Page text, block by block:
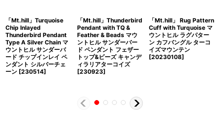
「Mt.hill」Turquoise
Chip Inlayed
Thunderbird Pendant
Type A Silver Chain マ
ウントヒル サンダーバ
ード チップインレイ ペ
ンダント シルバーチェ
ーン [230514]
「Mt.hill」Thunderbird
Pendant with TQ &
Feather & Beads マウ
ントヒル サンダーバー
ド ペンダント フェザー
トップ&ビーズ キャンデ
ィラリアターコイズ
[230923]
「Mt.hill」 Rug Pattern
Cuff with Turquoise マ
ウントヒル ラグパター
ン カフバングル ターコ
イズマウンテン
[20230108]